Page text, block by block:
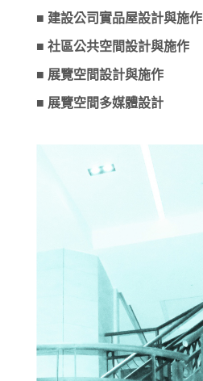
■ 建設公司實品屋設計與施作
■ 社區公共空間設計與施作
■ 展覽空間設計與施作
■ 展覽空間多媒體設計